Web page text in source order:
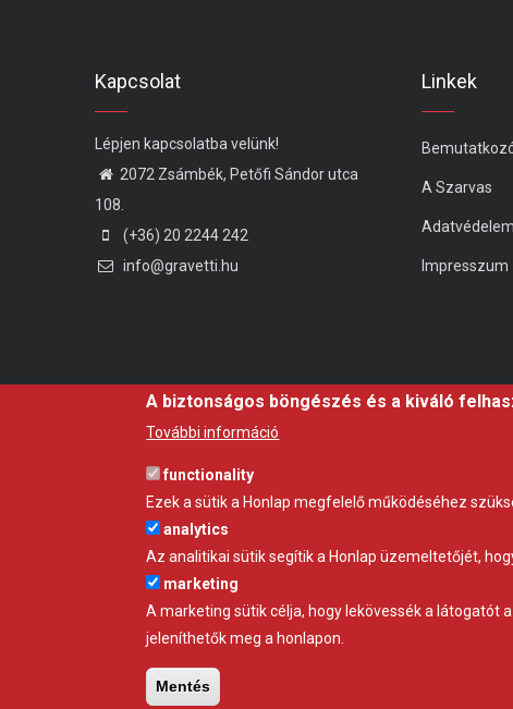
Kapcsolat
Lépjen kapcsolatba velünk!
2072 Zsámbék, Petőfi Sándor utca
108.
(+36) 20 2244 242
info@gravetti.hu
Linkek
A Szarvas
Adatvédelem
Impresszum
A biztonságos böngészés és a kiváló
További információ
functionality
Ezek a sütik a Honlap megfelelő működéséhez
analytics
Az analitikai sütik segítik a Honlap üzemeltetőjét,
marketing
A marketing sütik célja, hogy lekövessék a látogatót
jeleníthetők meg a honlapon.
Mentés